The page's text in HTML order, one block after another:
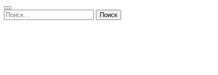
Найти: